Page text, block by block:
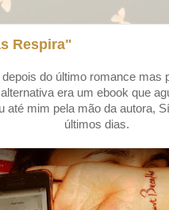
Respira"
do último romance
era um ebook que
até mim pela mão da autora,
últimos dias.